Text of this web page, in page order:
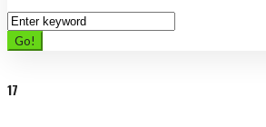
Search
for:
Go!
17